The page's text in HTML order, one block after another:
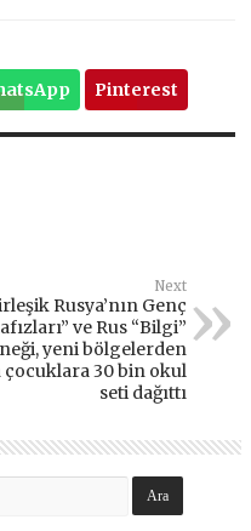
Pinterest
Next
Rusya’nın Genç
ve Rus “Bilgi”
yeni bölgelerden
çocuklara 30 bin okul
seti dağıttı